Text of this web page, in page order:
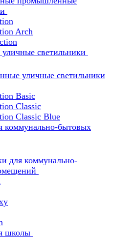
Arch
светильники
уличные светильники
Basic
Classic
Classic Blue
коммунально-бытовых
для коммунально-
школы